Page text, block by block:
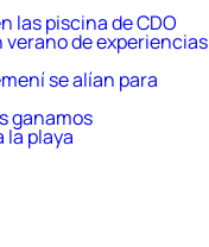
las piscina de CDO
verano de experiencias
se alían para
ganamos
la playa